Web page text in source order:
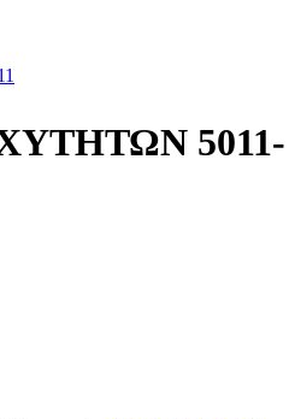
5011-